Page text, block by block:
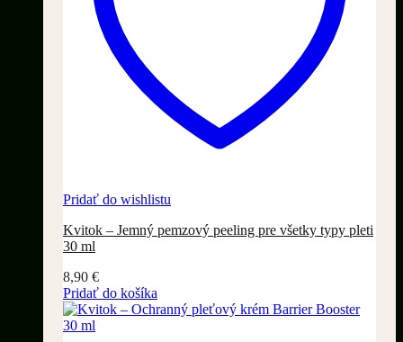
Pridať do wishlistu
Kvitok – Jemný pemzový peeling pre všetky typy pleti
30 ml
8,90 €
Pridať do košíka